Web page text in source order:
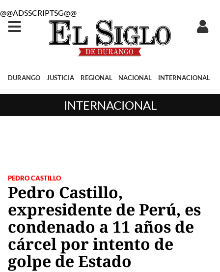
@@ADSSCRIPTSG@@
DURANGO JUSTICIA REGIONAL NACIONAL INTERNACIONAL
INTERNACIONAL
PEDRO CASTILLO
Pedro Castillo,
expresidente de Perú, es
condenado a 11 años de
cárcel por intento de
golpe de Estado